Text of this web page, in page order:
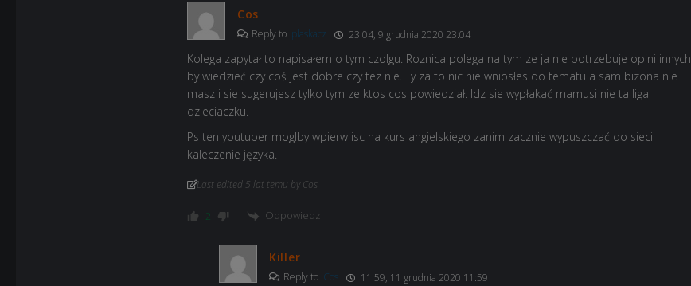
Cos
Reply to plaskacz 23:04, 9 grudnia 2020 23:04
Kolega zapytał to napisałem o tym czolgu. Roznica polega na tym ze ja nie potrzebuje opini innych
by wiedzieć czy coś jest dobre czy tez nie. Ty za to nic nie wniosłes do tematu a sam bizona nie
masz i sie sugerujesz tylko tym ze ktos cos powiedział. Idz sie wypłakać mamusi nie ta liga
dzieciaczku.
Ps ten youtuber moglby wpierw isc na kurs angielskiego zanim zacznie wypuszczać do sieci
kaleczenie języka.
Last edited 5 lat temu by Cos
2 Odpowiedz
Killer
Reply to Cos 11:59, 11 grudnia 2020 11:59